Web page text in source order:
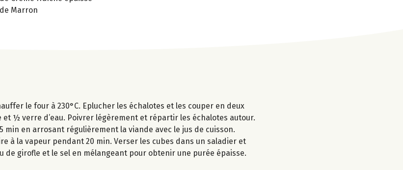
Marron
le four à 230°C. Eplucher les échalotes et les couper en deux
½ verre d’eau. Poivrer légèrement et répartir les échalotes autour.
min en arrosant régulièrement la viande avec le jus de cuisson.
à la vapeur pendant 20 min. Verser les cubes dans un saladier et
de girofle et le sel en mélangeant pour obtenir une purée épaisse.